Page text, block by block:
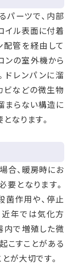
パーツで、内部
イル表面に付着
配管を経由して
ンの室外機から
ドレンパンに溜
ビなどの微生物
まらない構造に
なります。
合、暖房時にお
要となります。
菌作用や、停止
年では気化方
内で増殖した微
こすことがある
が大切です。